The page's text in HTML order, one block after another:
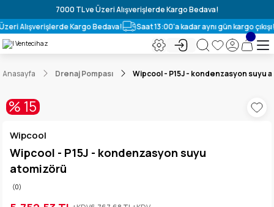
7000 TL ve Üzeri Alışverişlerde Kargo Bedava!
Alışverişlerde Kargo Bedava!
Saat 13:00'a kadar aynı gün kargo çıkışı!
Anasayfa Drenaj Pompası Wipcool - P15J - kondenzasyon suyu
Wipcool
Wipcool - P15J - kondenzasyon suyu
atomizörü
(0)